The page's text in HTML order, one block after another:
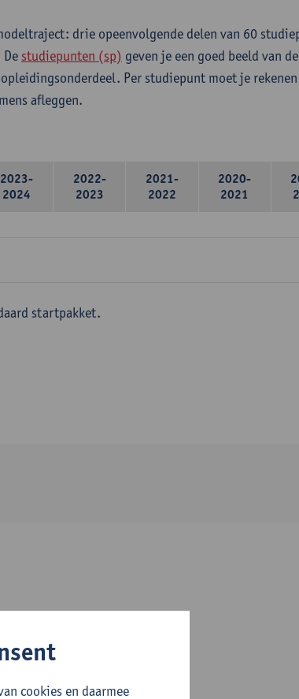
drie opeenvolgende delen van 60
studiepunten (sp) geven je een goed beeld van
Per studiepunt moet je
afleggen.
2023-
2024
2022-
2023
2021-
2022
2020-
2021
startpakket.
cookies en daarmee